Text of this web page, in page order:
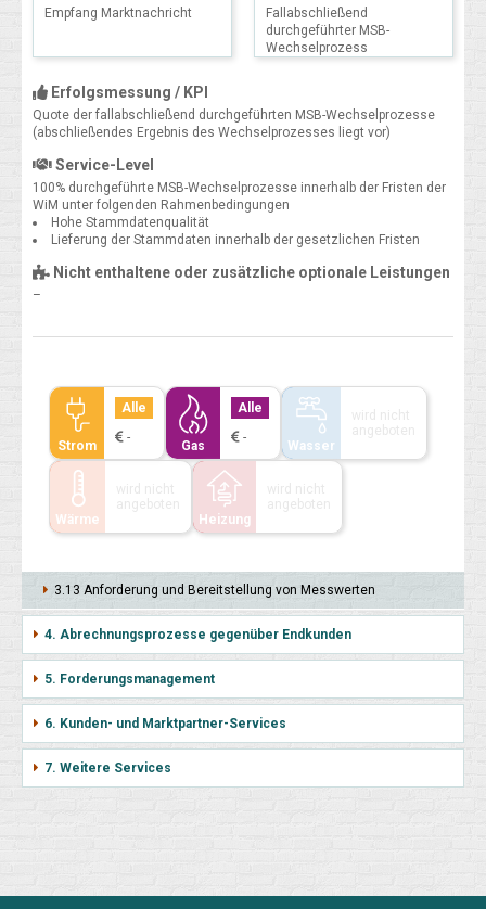
Empfang Marktnachricht
Fallabschließend
durchgeführter MSB-
Wechselprozess
Erfolgsmessung / KPI
Quote der fallabschließend durchgeführten MSB-Wechselprozesse
(abschließendes Ergebnis des Wechselprozesses liegt vor)
Service-Level
100% durchgeführte MSB-Wechselprozesse innerhalb der Fristen der
WiM unter folgenden Rahmenbedingungen
Hohe Stammdatenqualität
Lieferung der Stammdaten innerhalb der gesetzlichen Fristen
Nicht enthaltene oder zusätzliche optionale Leistungen
–
Strom
Alle
-
Gas
Alle
-
Wasser
Wärme
Heizung
3.13 Anforderung und Bereit­stellung von Mess­werten
4. Abrechnungsprozesse gegenüber Endkunden
5. Forderungsmanagement
6. Kunden- und Marktpartner-Services
7. Weitere Services